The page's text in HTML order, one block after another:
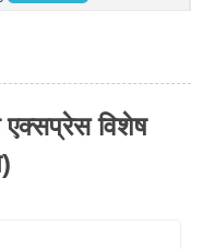
एक्सप्रेस विशेष